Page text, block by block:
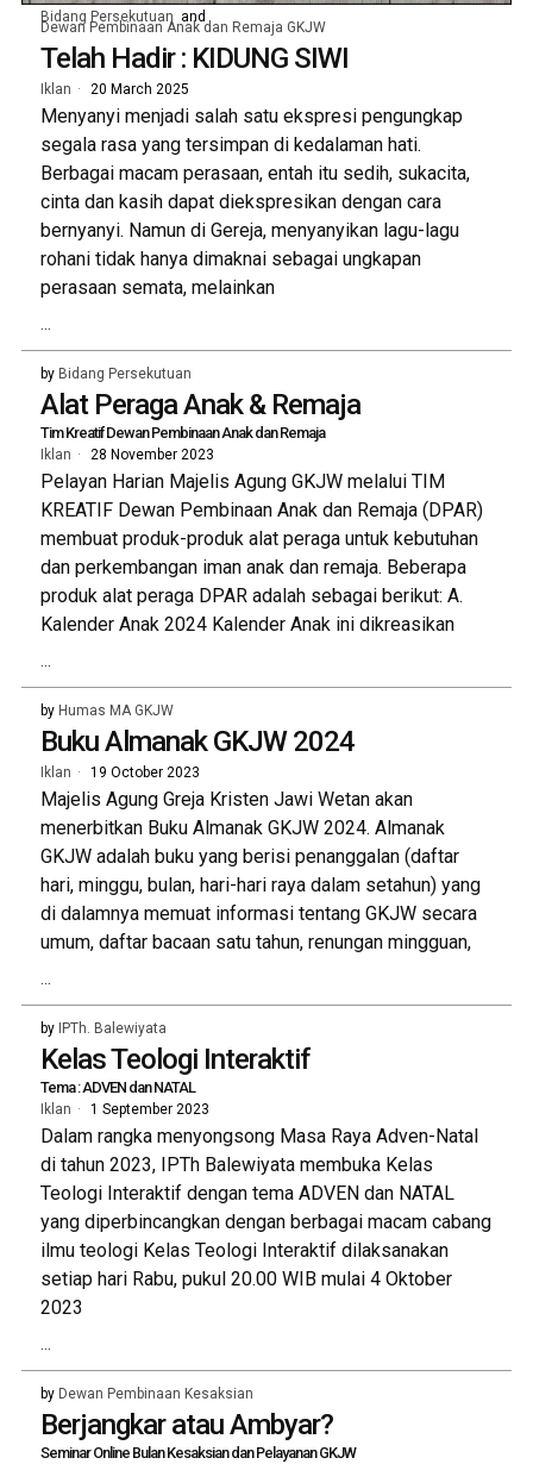
Bidang Persekutuan and
Dewan Pembinaan Anak dan Remaja GKJW
Telah Hadir : KIDUNG SIWI
Iklan 20 March 2025
Menyanyi menjadi salah satu ekspresi pengungkap
segala rasa yang tersimpan di kedalaman hati.
Berbagai macam perasaan, entah itu sedih, sukacita,
cinta dan kasih dapat diekspresikan dengan cara
bernyanyi. Namun di Gereja, menyanyikan lagu-lagu
rohani tidak hanya dimaknai sebagai ungkapan
perasaan semata, melainkan
...
by Bidang Persekutuan
Alat Peraga Anak & Remaja
Tim Kreatif Dewan Pembinaan Anak dan Remaja
Iklan 28 November 2023
Pelayan Harian Majelis Agung GKJW melalui TIM
KREATIF Dewan Pembinaan Anak dan Remaja (DPAR)
membuat produk-produk alat peraga untuk kebutuhan
dan perkembangan iman anak dan remaja. Beberapa
produk alat peraga DPAR adalah sebagai berikut: A.
Kalender Anak 2024 Kalender Anak ini dikreasikan
...
by Humas MA GKJW
Buku Almanak GKJW 2024
Iklan 19 October 2023
Majelis Agung Greja Kristen Jawi Wetan akan
menerbitkan Buku Almanak GKJW 2024. Almanak
GKJW adalah buku yang berisi penanggalan (daftar
hari, minggu, bulan, hari-hari raya dalam setahun) yang
di dalamnya memuat informasi tentang GKJW secara
umum, daftar bacaan satu tahun, renungan mingguan,
...
by IPTh. Balewiyata
Kelas Teologi Interaktif
Tema : ADVEN dan NATAL
Iklan 1 September 2023
Dalam rangka menyongsong Masa Raya Adven-Natal
di tahun 2023, IPTh Balewiyata membuka Kelas
Teologi Interaktif dengan tema ADVEN dan NATAL
yang diperbincangkan dengan berbagai macam cabang
ilmu teologi Kelas Teologi Interaktif dilaksanakan
setiap hari Rabu, pukul 20.00 WIB mulai 4 Oktober
2023
...
by Dewan Pembinaan Kesaksian
Berjangkar atau Ambyar?
Seminar Online Bulan Kesaksian dan Pelayanan GKJW